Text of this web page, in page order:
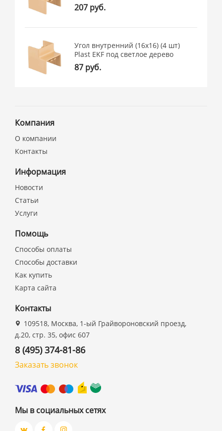
207 руб.
Угол внутренний (16х16) (4 шт)
Plast EKF под светлое дерево
87 руб.
Компания
О компании
Контакты
Информация
Новости
Статьи
Услуги
Помощь
Способы оплаты
Способы доставки
Как купить
Карта сайта
Контакты
109518, Москва, 1-ый Грайвороновский проезд,
д.20, стр. 35, офис 607
8 (495) 374-81-86
Заказать звонок
Мы в социальных сетях